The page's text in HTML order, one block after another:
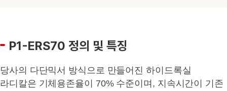
P1-ERS70 정의 및 특징
당사의 다단믹서 방식으로 만들어진 하이드록실
라디칼은 기체용존율이 70% 수준이며, 지속시간이 기존